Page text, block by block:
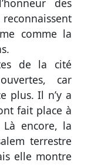
des
reconnaissent
comme la
de la cité
car
plus. Il n’y a
fait place à
Là encore, la
terrestre
elle montre